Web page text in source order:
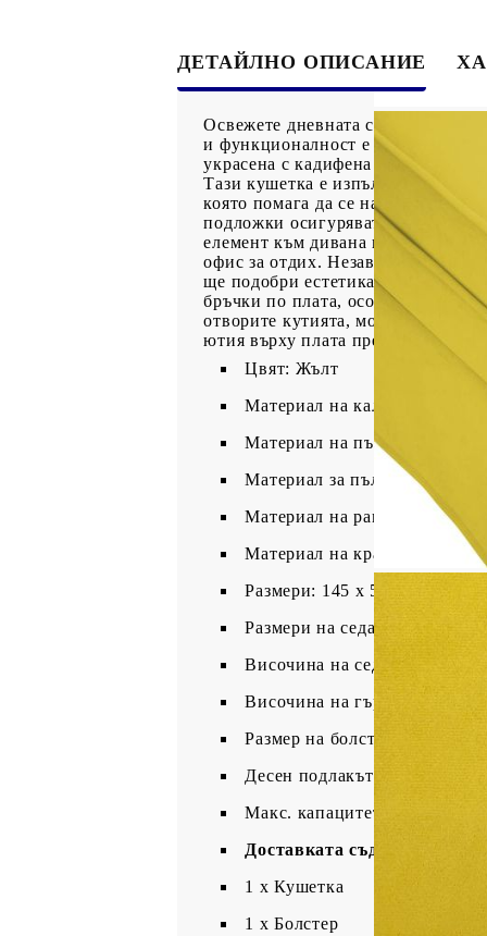
ДЕТАЙЛНО ОПИСАНИЕ
Освежете дневната си зона и се
и функционалност е непреходно
украсена с кадифена материя,
Тази кушетка е изпълнена с
която помага да се намали
подложки осигуряват
елемент към дивана в
офис за отдих. Независимо дали
ще подобри естетиката на
бръчки по плата, особено по
отворите кутията, може да
ютия върху плата преди или след
Цвят: Жълт
Материал на калъфката:
Материал на пълнежа на
Материал за пълнене на
Материал на рамката:
Материал на краката:
Размери: 145 x 56 x 70 см
Размери на седалката: 110
Височина на седалката: 35 см
Височина на гърба: 35 см
Размер на болстера: Φ11 x
Десен подлакътник
Макс. капацитет на тегло:
Доставката съдържа:
1 x Кушетка
1 x Болстер